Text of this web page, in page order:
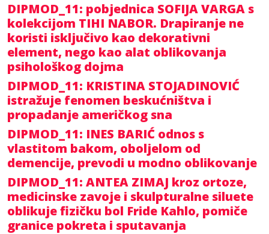
DIPMOD_11: pobjednica SOFIJA VARGA s
kolekcijom TIHI NABOR. Drapiranje ne
koristi isključivo kao dekorativni
element, nego kao alat oblikovanja
psihološkog dojma
DIPMOD_11: KRISTINA STOJADINOVIĆ
istražuje fenomen beskućništva i
propadanje američkog sna
DIPMOD_11: INES BARIĆ odnos s
vlastitom bakom, oboljelom od
demencije, prevodi u modno oblikovanje
DIPMOD_11: ANTEA ZIMAJ kroz ortoze,
medicinske zavoje i skulpturalne siluete
oblikuje fizičku bol Fride Kahlo, pomiče
granice pokreta i sputavanja